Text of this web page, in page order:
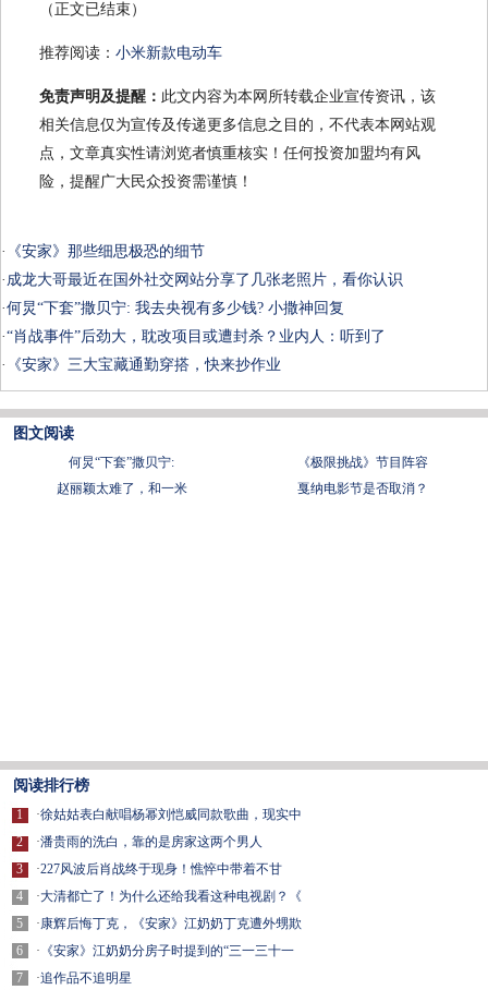
（正文已结束）
推荐阅读： 小米新款电动车
免责声明及提醒： 此文内容为本网所转载企业宣传资讯，该
相关信息仅为宣传及传递更多信息之目的，不代表本网站观
点，文章真实性请浏览者慎重核实！任何投资加盟均有风
险，提醒广大民众投资需谨慎！
·
《安家》那些细思极恐的细节
· 成龙大哥最近在国外社交网站分享了几张老照片，看你认识
·何炅“下套”撒贝宁: 我去央视有多少钱? 小撒神回复
·“肖战事件”后劲大，耽改项目或遭封杀？业内人：听到了
·
《安家》三大宝藏通勤穿搭，快来抄作业
图文阅读
何炅“下套”撒贝宁:
《极限挑战》节目阵容
赵丽颖太难了，和一米
戛纳电影节是否取消？
阅读排行榜
1
2
3
4
5
6
7
·徐姑姑表白献唱杨幂刘恺威同款歌曲，现实中
·潘贵雨的洗白，靠的是房家这两个男人
·227风波后肖战终于现身！憔悴中带着不甘
·大清都亡了！为什么还给我看这种电视剧？《
·康辉后悔丁克，《安家》江奶奶丁克遭外甥欺
· 《安家》江奶奶分房子时提到的“三一三十一
·追作品不追明星